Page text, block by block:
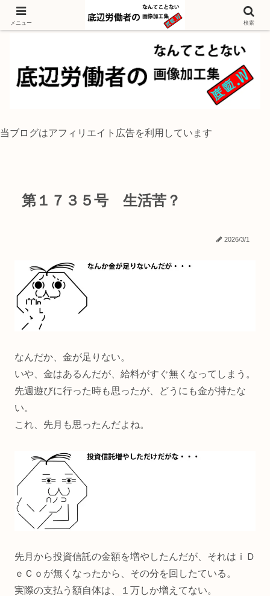
独身底辺おじさんが風景写真をイラスト風に加工するブログ
当ブログはアフィリエイト広告を利用しています
第１７３５号 生活苦？
2026/3/1
なんだか、金が足りない。
いや、金はあるんだが、給料がすぐ無くなってしまう。
先週遊びに行った時も思ったが、どうにも金が持たな
い。
これ、先月も思ったんだよね。
先月から投資信託の金額を増やしたんだが、それはｉＤ
ｅＣｏが無くなったから、その分を回したている。
実際の支払う額自体は、１万しか増えてない。
メニュー 検索